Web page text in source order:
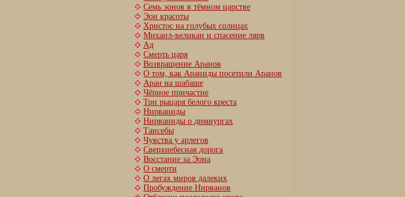
Семь эонов в тёмном царстве
Эон красоты
Христос на голубых солнцах
Михаил-великан и спасение лярв
Ад
Смерть царя
Возвращение Аранов
О том, как Араниды посетили Аранов
Аран на шабаше
Чёрное причастие
Три рыцаря белого креста
Нирваниды
Нирваниды о димиургах
Тансебы
Чувства у арлегов
Сверхнебесная дорога
Восстание за Эона
О смерти
О легах миров далеких
Пробуждение Нирванов